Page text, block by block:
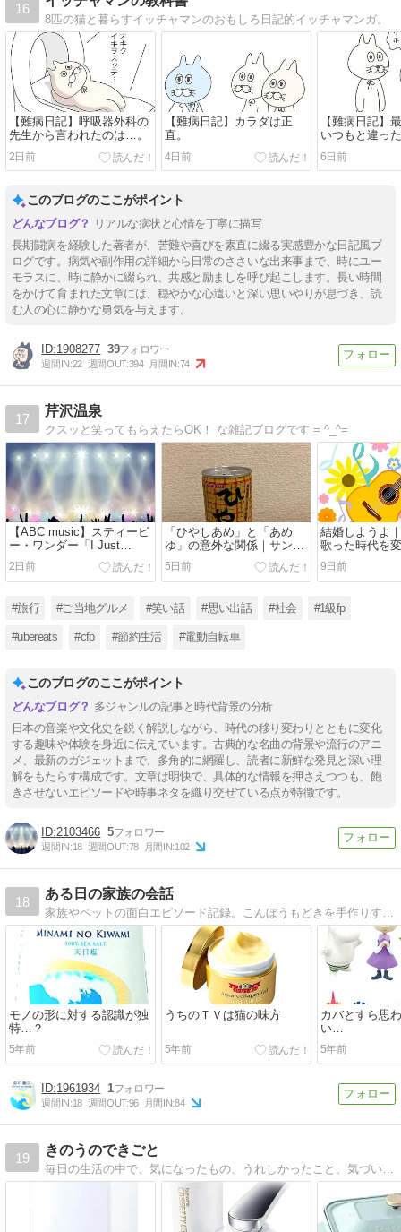
16
8匹の猫と暮らすイッチャマンのおもしろ日記的イッチャマンガ。
【難病日記】呼吸器外科の
先生から言われたのは…。
2日前
【難病日記】カラダは正
直。
4日前
【難病日記】
いつもと違っ
6日前
このブログのここがポイント
リアルな病状と心情を丁寧に描写
長期闘病を経験した著者が、苦難や喜びを素直に綴る実感豊かな日記風ブ
ログです。病気や副作用の詳細から日常のささいな出来事まで、時にユー
モラスに、時に静かに綴られ、共感と励ましを呼び起こします。長い時間
をかけて育まれた文章には、穏やかな心遣いと深い思いやりが息づき、読
む人の心に静かな勇気を与えます。
1908277 39
週間IN:22 週間OUT:394 月間IN:74
17
芹沢温泉
クスッと笑ってもらえたらOK！ な雑記ブログです = ^_^=
【ABC music】スティービ
ー・ワンダー「I Just
Called to Say I Love You」
2007年大阪ライブの思い出
2日前
「ひやしあめ」と「あめ
ゆ」の意外な関係｜サンガ
リア自販機で知った驚きの
事実
5日前
結婚しようよ
歌った時代を
クソング
9日前
#旅行 #ご当地グルメ #笑い話 #思い出話 #社会 #1級fp
#ubereats #cfp #節約生活 #電動自転車
このブログのここがポイント
多ジャンルの記事と時代背景の分析
日本の音楽や文化史を鋭く解説しながら、時代の移り変わりとともに変化
する趣味や体験を身近に伝えています。古典的な名曲の背景や流行のアニ
メ、最新のガジェットまで、多角的に網羅し、読者に新鮮な発見と深い理
解をもたらす構成です。文章は明快で、具体的な情報を押さえつつも、飽
きさせないエピソードや時事ネタを織り交ぜている点が特徴です。
2103466 5
週間IN:18 週間OUT:78 月間IN:102
18
ある日の家族の会話
モノの形に対する認識が独
特…？
5年前
うちのＴＶは猫の味方
5年前
カバとすら思
い…
5年前
1961934 1
週間IN:18 週間OUT:96 月間IN:84
19
きのうのできごと